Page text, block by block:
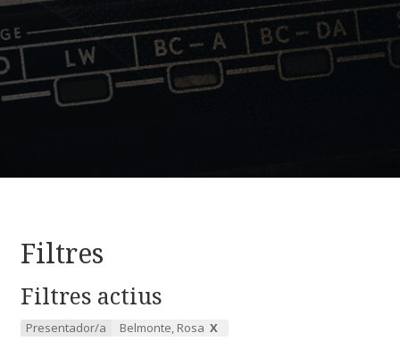
Filtres
Filtres actius
Presentador/a Belmonte, Rosa